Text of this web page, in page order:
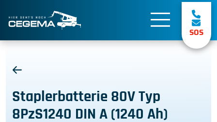
SOS
Staplerbatterie 80V Typ
8PzS1240 DIN A (1240 Ah)